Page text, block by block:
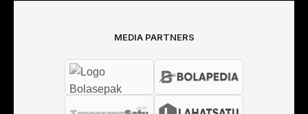
MEDIA PARTNERS